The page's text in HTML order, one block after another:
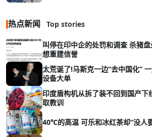
热点新闻 Top stories
叫停在印中企的处罚和调查 杀猪
想重建信誉
太荒诞了!马斯克一边“去中国化”
设备大单
印度盾构机从拆了装不回到国产下
取教训
40℃的高温 可乐和冰红茶却“没人